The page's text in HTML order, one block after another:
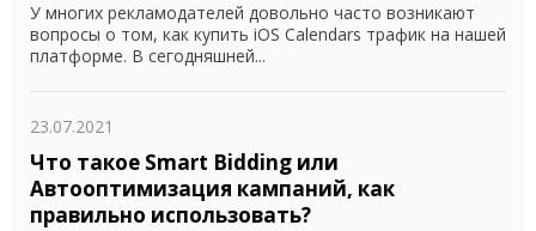
У многих рекламодателей довольно часто возникают
вопросы о том, как купить iOS Calendars трафик на нашей
платформе. В сегодняшней...
23.07.2021
Что такое Smart Bidding или
Автооптимизация кампаний, как
правильно использовать?